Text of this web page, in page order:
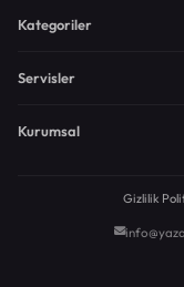
Kategoriler
Servisler
Kurumsal
Gizlilik